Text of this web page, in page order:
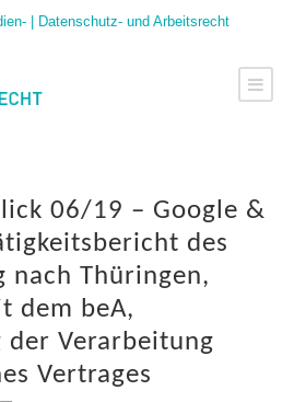
| Datenschutz- und Arbeitsrecht
06/19 – Google &
des
nach Thüringen,
dem beA,
der Verarbeitung
Vertrages